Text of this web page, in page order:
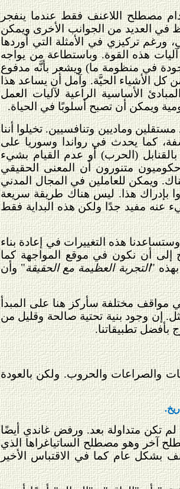
مصطلح اللاعنف فقط عندما ينفجر
العديد من الجوانب الأخرى ويمكن
تركيزي في الأمثلة التي أوردها
هذه القوة. وباستطاعة من يواجه
في منظومة ما) ويشعر بأنَّه مدفوع
كل الأشياء الحيَّة. وآمل أن يساعد هذا
الأساسية الراعية لآليات العمل
ويمكن أن تصبح أسلوبًا في الحياة.
وماديين وتنافسيين. تخيلوا أننا
كما يحدث في رواندا وسوريا على
(الحرب) أو عدم القيام بشيء
متنورون أن المعنى الحقيقي
ويمكن للعاملين في المجال المدني
بإدراك هذا. ليس هناك طريقة سريعة
عنه مفيد جدًا ولكن هذه البداية فقط
هذه التغييرات في إعادة بناء
إلى أن نكون في موقع المواجهة كما
"التجربة العظيمة مع الحقيقة" وأن
مواقف مختلفة سأركز هنا على المبدأ
إن وجود بنية تحتية صالحة وقليل من
بأفضل تطبيقاتنا.
والصراعات والحروب. ولكن بالعودة
لم تكن متداولة بعد. ورفض غاندي أيضًا
آخر وهو مصطلح الساتياغراها الذي
بشكل عام كما في الاقتباس الأخير